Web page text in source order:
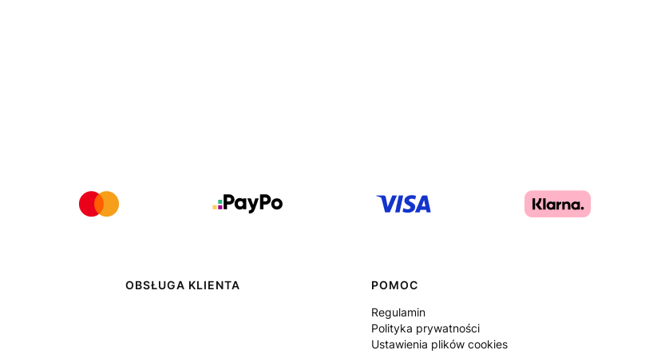
OBSŁUGA KLIENTA
POMOC
Regulamin
Polityka prywatności
Ustawienia plików cookies